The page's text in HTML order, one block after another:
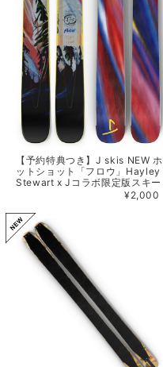
【予約特典つき】J skis NEW ホ
ットショット「フロウ」Hayley
Stewart x Jコラボ限定版スキー
¥2,000